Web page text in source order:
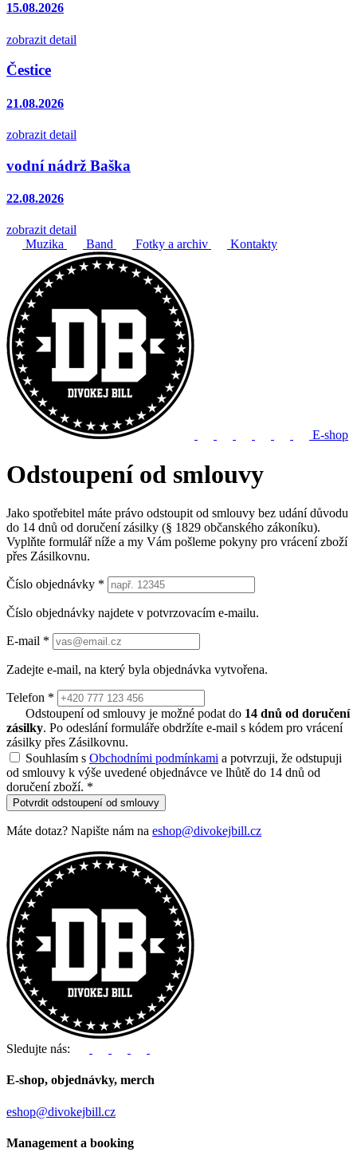
15.08.2026
zobrazit detail
Čestice
21.08.2026
zobrazit detail
vodní nádrž Baška
22.08.2026
zobrazit detail
Muzika
Band Fotky a archiv Kontakty
E-shop
Odstoupení od smlouvy
Jako spotřebitel máte právo odstoupit od smlouvy bez udání důvodu
do 14 dnů od doručení zásilky (§ 1829 občanského zákoníku).
Vyplňte formulář níže a my Vám pošleme pokyny pro vrácení zboží
přes Zásilkovnu.
Číslo objednávky *
Číslo objednávky najdete v potvrzovacím e-mailu.
E-mail *
Zadejte e-mail, na který byla objednávka vytvořena.
Telefon *
Odstoupení od smlouvy je možné podat do 14 dnů od doručení
zásilky. Po odeslání formuláře obdržíte e-mail s kódem pro vrácení
zásilky přes Zásilkovnu.
Souhlasím s Obchodními podmínkami a potvrzuji, že odstupuji
od smlouvy k výše uvedené objednávce ve lhůtě do 14 dnů od
doručení zboží. *
Potvrdit odstoupení od smlouvy
Máte dotaz? Napište nám na eshop@divokejbill.cz
Sledujte nás:
E-shop, objednávky, merch
eshop@divokejbill.cz
Management a booking